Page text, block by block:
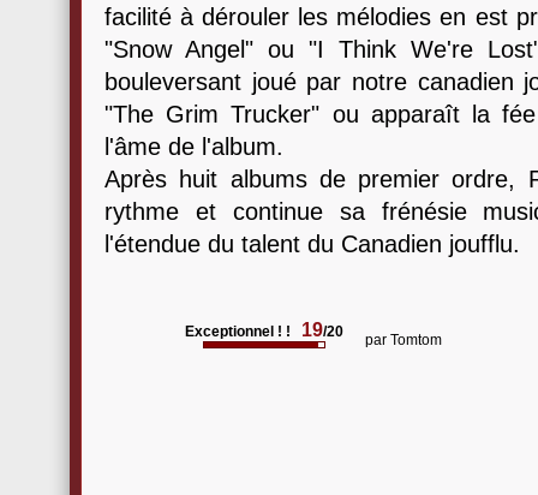
facilité à dérouler les mélodies en est
"Snow Angel" ou "I Think We're
bouleversant joué par notre canadien
"The Grim Trucker" ou apparaît la
l'âme de l'album.
Après huit albums de premier ordre,
rythme et continue sa frénésie
l'étendue du talent du Canadien joufflu.
Exceptionnel ! ! 19/20 par Tomtom